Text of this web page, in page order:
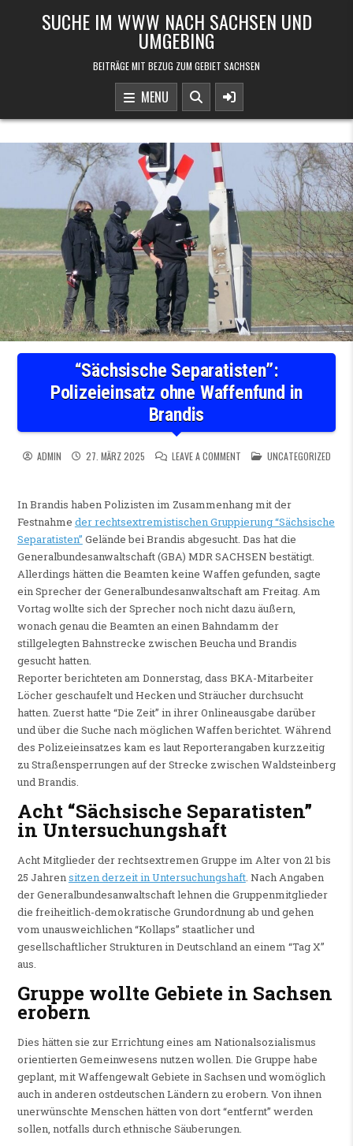
SUCHE IM WWW NACH SACHSEN UND
UMGEBING
BEITRÄGE MIT BEZUG ZUM GEBIET SACHSEN
MENU
“Sächsische Separatisten”:
Polizeieinsatz ohne Waffenfund in
Brandis
ADMIN 27. MÄRZ 2025 LEAVE A COMMENTON “SÄCHSISCHE
POSTED IN
UNCATEGORIZED
In Brandis haben Polizisten im Zusammenhang mit der
Festnahme der rechtsextremistischen Gruppierung “Sächsische
Separatisten” Gelände bei Brandis abgesucht. Das hat die
Generalbundesanwaltschaft (GBA) MDR SACHSEN bestätigt.
Allerdings hätten die Beamten keine Waffen gefunden, sagte
ein Sprecher der Generalbundesanwaltschaft am Freitag. Am
Vortag wollte sich der Sprecher noch nicht dazu äußern,
wonach genau die Beamten an einen Bahndamm der
stillgelegten Bahnstrecke zwischen Beucha und Brandis
gesucht hatten.
Reporter berichteten am Donnerstag, dass BKA-Mitarbeiter
Löcher geschaufelt und Hecken und Sträucher durchsucht
hatten. Zuerst hatte “Die Zeit” in ihrer Onlineausgabe darüber
und über die Suche nach möglichen Waffen berichtet. Während
des Polizeieinsatzes kam es laut Reporterangaben kurzzeitig
zu Straßensperrungen auf der Strecke zwischen Waldsteinberg
und Brandis.
Acht “Sächsische Separatisten”
in Untersuchungshaft
Acht Mitglieder der rechtsextremen Gruppe im Alter von 21 bis
25 Jahrensitzen derzeit in Untersuchungshaft. Nach Angaben
der Generalbundesanwaltschaft lehnen die Gruppenmitglieder
die freiheitlich-demokratische Grundordnung ab und gehen
vom unausweichlichen “Kollaps” staatlicher und
gesellschaftlicher Strukturen in Deutschland an einem “Tag X”
aus.
Gruppe wollte Gebiete in Sachsen
erobern
Dies hätten sie zur Errichtung eines am Nationalsozialismus
orientierten Gemeinwesens nutzen wollen. Die Gruppe habe
geplant, mit Waffengewalt Gebiete in Sachsen und womöglich
auch in anderen ostdeutschen Ländern zu erobern. Von ihnen
unerwünschte Menschen hätten von dort “entfernt” werden
sollen, notfalls durch ethnische Säuberungen.